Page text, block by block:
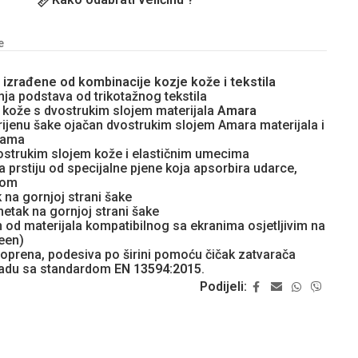
od kombinacije kozje kože i tekstila
podstava od trikotažnog tekstila
s dvostrukim slojem materijala Amara
šake ojačan dvostrukim slojem Amara materijala i
slojem kože i elastičnim umecima
prstiju od specijalne pjene koja apsorbira udarce,
na gornjoj strani šake
na gornjoj strani šake
od materijala kompatibilnog sa ekranima osjetljivim na
podesiva po širini pomoću čičak zatvarača
sa standardom EN 13594:2015.
Podijeli: